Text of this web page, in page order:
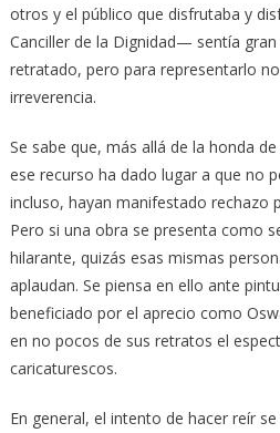
otros y el público que disfrutaba y
Canciller de la Dignidad— sentía
retratado, pero para representarlo
irreverencia.
Se sabe que, más allá de la honda
ese recurso ha dado lugar a que no
incluso, hayan manifestado rechazo
Pero si una obra se presenta como
hilarante, quizás esas mismas
aplaudan. Se piensa en ello ante
beneficiado por el aprecio como
en no pocos de sus retratos el
caricaturescos.
En general, el intento de hacer reír